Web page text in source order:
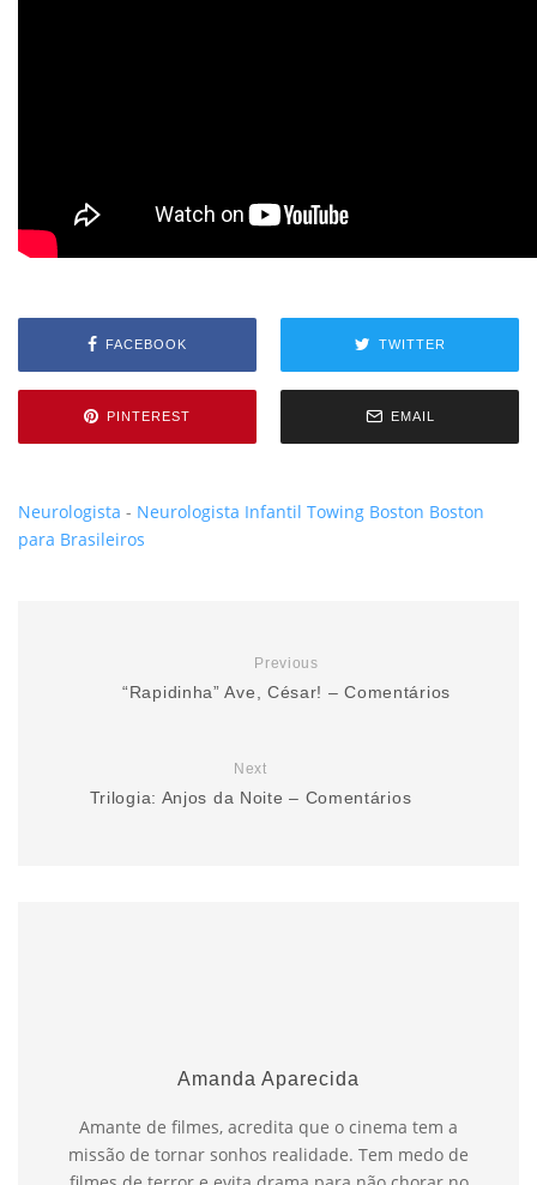
FACEBOOK TWITTER
PINTEREST EMAIL
Neurologista - Neurologista Infantil Towing Boston Boston
para Brasileiros
Previous
“Rapidinha” Ave, César! – Comentários
Next
Trilogia: Anjos da Noite – Comentários
Amanda Aparecida
Amante de filmes, acredita que o cinema tem a
missão de tornar sonhos realidade. Tem medo de